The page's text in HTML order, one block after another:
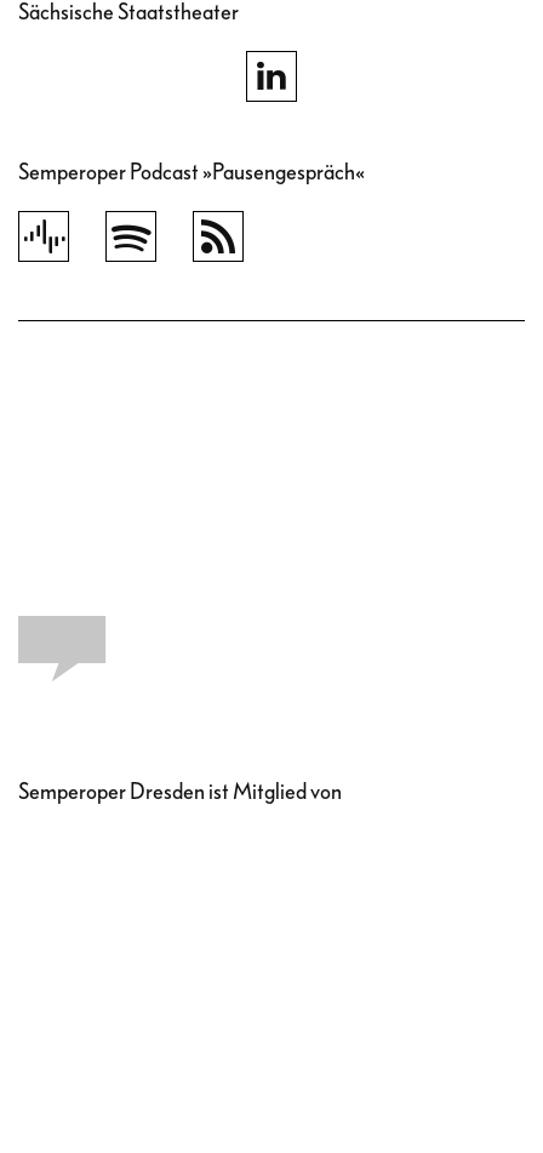
Sächsische Staatstheater
Semperoper Podcast »Pausengespräch«
Semperoper Dresden ist Mitglied von